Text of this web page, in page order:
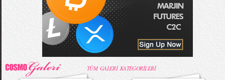
TÜM GALERİ KATEGORİLERİ